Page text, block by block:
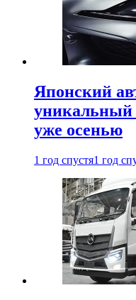
Японский
уникальный
уже осенью
1 год спустя1 год